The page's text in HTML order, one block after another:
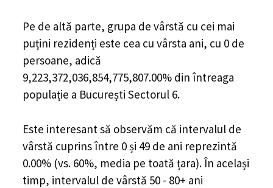
Pe de altă parte, grupa de vârstă cu cei mai
puțini rezidenți este cea cu vârsta ani, cu 0 de
persoane, adică
9,223,372,036,854,775,807.00% din întreaga
populație a București Sectorul 6.
Este interesant să observăm că intervalul de
vârstă cuprins între 0 și 49 de ani reprezintă
0.00% (vs. 60%, media pe toată țara). În același
timp, intervalul de vârstă 50 - 80+ ani